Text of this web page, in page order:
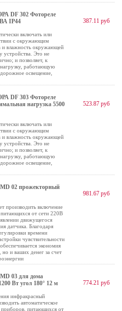
DF 302 Фотореле
IP44
включать или
с окружающим
и влажность окружающей
устройства. Это не
и позволяет, к
работающую
освещение,
387.11 руб
DF 303 Фотореле
нагрузка 5500
включать или
с окружающим
и влажность окружающей
устройства. Это не
и позволяет, к
работающую
освещение,
523.87 руб
02 прожекторный
производить включение
от сети 220В
движущегося
датчика. Благодаря
времени
чувствительности
экономия
но и ваших денег за счет
981.67 руб
03 для дома
Вт угол 180° 12 м
инфракрасный
автоматическое
приборов, питающихся от
774.21 руб